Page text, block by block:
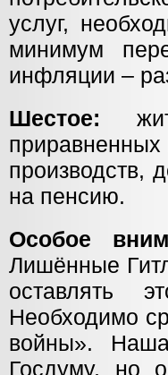
услуг,
минимум
инфляции –
Шестое:
приравненных
производств,
на пенсию.
Особое
Лишённые
оставлять
Необходимо
войны».
Госдуму, но